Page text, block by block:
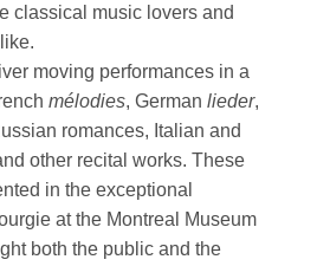
classical music lovers and
moving performances in a
mélodies, German lieder,
romances, Italian and
other recital works. These
in the exceptional
at the Montreal Museum
both the public and the